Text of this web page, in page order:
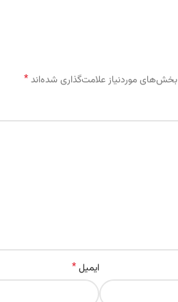
بخش‌های موردنیاز علامت‌گذاری شده‌اند*
ایمیل*